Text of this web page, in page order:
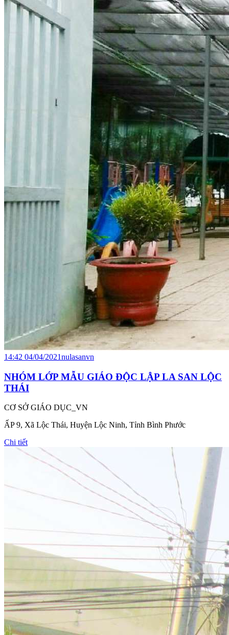
14:42 04/04/2021nulasanvn
NHÓM LỚP MẪU GIÁO ĐỘC LẬP LA SAN LỘC
THÁI
CƠ SỞ GIÁO DỤC_VN
ẤP 9, Xã Lộc Thái, Huyện Lộc Ninh, Tỉnh Bình Phước
Chi tiết